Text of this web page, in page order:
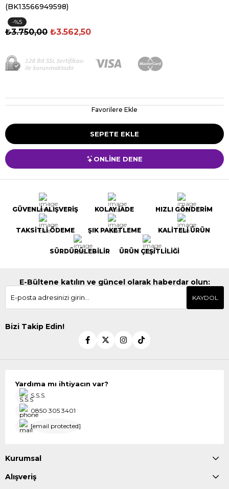
(BK13566949598)
5
₺3.750,00 ₺3.562,50
Favorilere Ekle
ONLİNE DENE
GÜVENLİ ALIŞVERİŞ KOLAY İADE HIZLI GÖNDERİM
TAKSİTLİ ÖDEME ŞIK PAKETLEME KALİTELİ ÜRÜN
SÜRDÜRÜLEBİLİR ÜRÜN ÇEŞİTLİLİĞİ
E-Bültene katılın ve güncel olarak haberdar olun:
KAYDOL
Bizi Takip Edin!
Yardıma mı ihtiyacın var?
S.S.S.
0850 305 3401
[email protected]
Kurumsal
Alışveriş